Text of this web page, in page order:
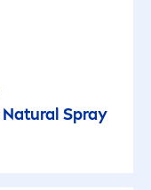
Natural Spray